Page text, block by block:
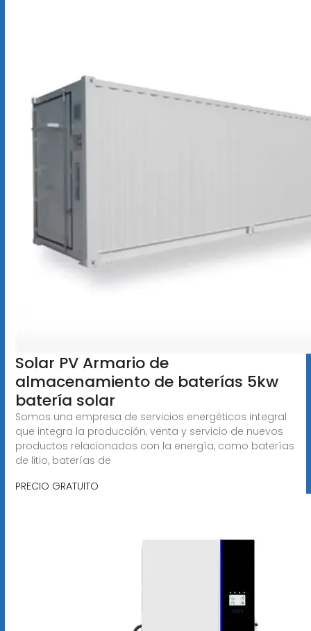
Solar PV Armario de
almacenamiento de baterías 5kw
batería solar
Somos una empresa de servicios energéticos integral
que integra la producción, venta y servicio de nuevos
productos relacionados con la energía, como baterías
de litio, baterías de
PRECIO GRATUITO